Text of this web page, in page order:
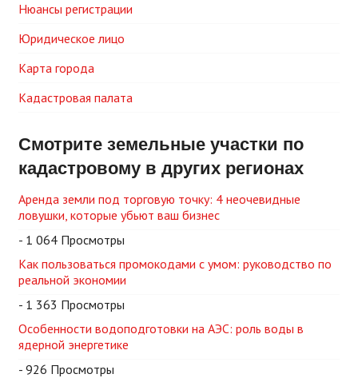
Нюансы регистрации
Юридическое лицо
Карта города
Кадастровая палата
Смотрите земельные участки по
кадастровому в других регионах
Аренда земли под торговую точку: 4 неочевидные
ловушки, которые убьют ваш бизнес
- 1 064 Просмотры
Как пользоваться промокодами с умом: руководство по
реальной экономии
- 1 363 Просмотры
Особенности водоподготовки на АЭС: роль воды в
ядерной энергетике
- 926 Просмотры